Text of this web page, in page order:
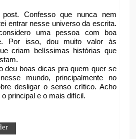
Confesso que nunca nem
entrar nesse universo da escrita.
uma pessoa com boa
Por isso, dou muito valor às
criam belíssimas histórias que
deu boas dicas pra quem quer se
mundo, principalmente no
desligar o senso crítico. Acho
principal e o mais difícil.